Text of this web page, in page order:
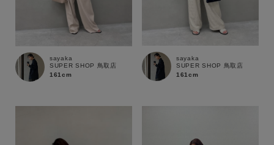
在庫あり 在庫なし含む
sayaka
SUPER SHOP 鳥取店
161cm
sayaka
SUPER SHOP 鳥取店
161cm